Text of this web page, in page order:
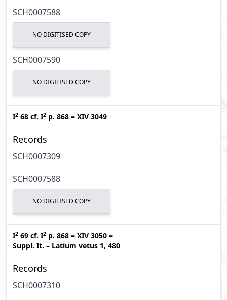
SCH0007588
NO DIGITISED COPY
SCH0007590
NO DIGITISED COPY
I2 68 cf. I2 p. 868 = XIV 3049
Records
SCH0007309
SCH0007588
NO DIGITISED COPY
I2 69 cf. I2 p. 868 = XIV 3050 =
Suppl. It. – Latium vetus 1, 480
Records
SCH0007310